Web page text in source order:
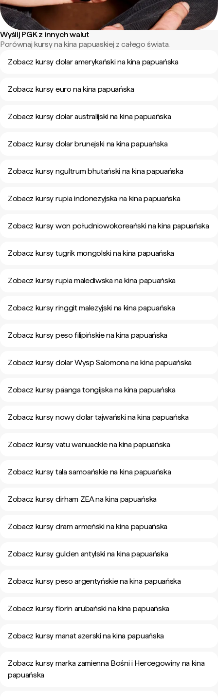
Wyślij PGK z innych walut
Porównaj kursy na kina papuaskiej z całego świata.
Zobacz kursy dolar amerykański na kina papuańska
Zobacz kursy euro na kina papuańska
Zobacz kursy dolar australijski na kina papuańska
Zobacz kursy dolar brunejski na kina papuańska
Zobacz kursy ngultrum bhutański na kina papuańska
Zobacz kursy rupia indonezyjska na kina papuańska
Zobacz kursy won południowokoreański na kina papuańska
Zobacz kursy tugrik mongolski na kina papuańska
Zobacz kursy rupia malediwska na kina papuańska
Zobacz kursy ringgit malezyjski na kina papuańska
Zobacz kursy peso filipińskie na kina papuańska
Zobacz kursy dolar Wysp Salomona na kina papuańska
Zobacz kursy pa’anga tongijska na kina papuańska
Zobacz kursy nowy dolar tajwański na kina papuańska
Zobacz kursy vatu wanuackie na kina papuańska
Zobacz kursy tala samoańskie na kina papuańska
Zobacz kursy dirham ZEA na kina papuańska
Zobacz kursy dram armeński na kina papuańska
Zobacz kursy gulden antylski na kina papuańska
Zobacz kursy peso argentyńskie na kina papuańska
Zobacz kursy florin arubański na kina papuańska
Zobacz kursy manat azerski na kina papuańska
Zobacz kursy marka zamienna Bośni i Hercegowiny na kina
papuańska